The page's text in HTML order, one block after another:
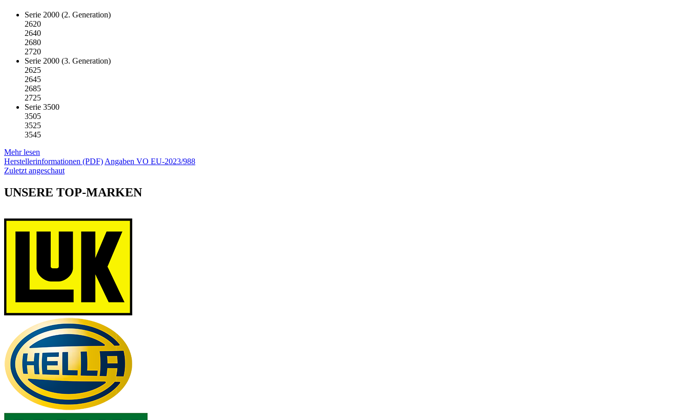
Serie 2000 (2. Generation)
2620
2640
2680
2720
Serie 2000 (3. Generation)
2625
2645
2685
2725
Serie 3500
3505
3525
3545
Mehr lesen
Herstellerinformationen (PDF) Angaben VO EU-2023/988
Zuletzt angeschaut
UNSERE TOP-MARKEN